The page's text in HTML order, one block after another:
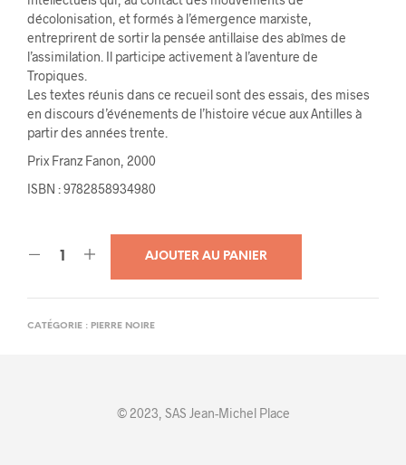
décolonisation, et formés à l’émergence marxiste,
entreprirent de sortir la pensée antillaise des abîmes de
l’assimilation. Il participe activement à l’aventure de
Tropiques.
Les textes réunis dans ce recueil sont des essais, des mises
en discours d’événements de l’histoire vécue aux Antilles à
partir des années trente.
Prix Franz Fanon, 2000
ISBN : 9782858934980
AJOUTER AU PANIER
CATÉGORIE : PIERRE NOIRE
© 2023, SAS Jean-Michel Place